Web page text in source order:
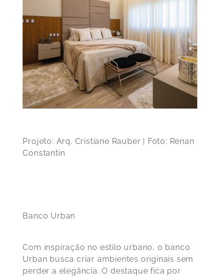
Projeto: Arq. Cristiane Rauber | Foto: Renan
Constantin
Banco Urban
Com inspiração no estilo urbano, o banco
Urban busca criar ambientes originais sem
perder a elegância. O destaque fica por